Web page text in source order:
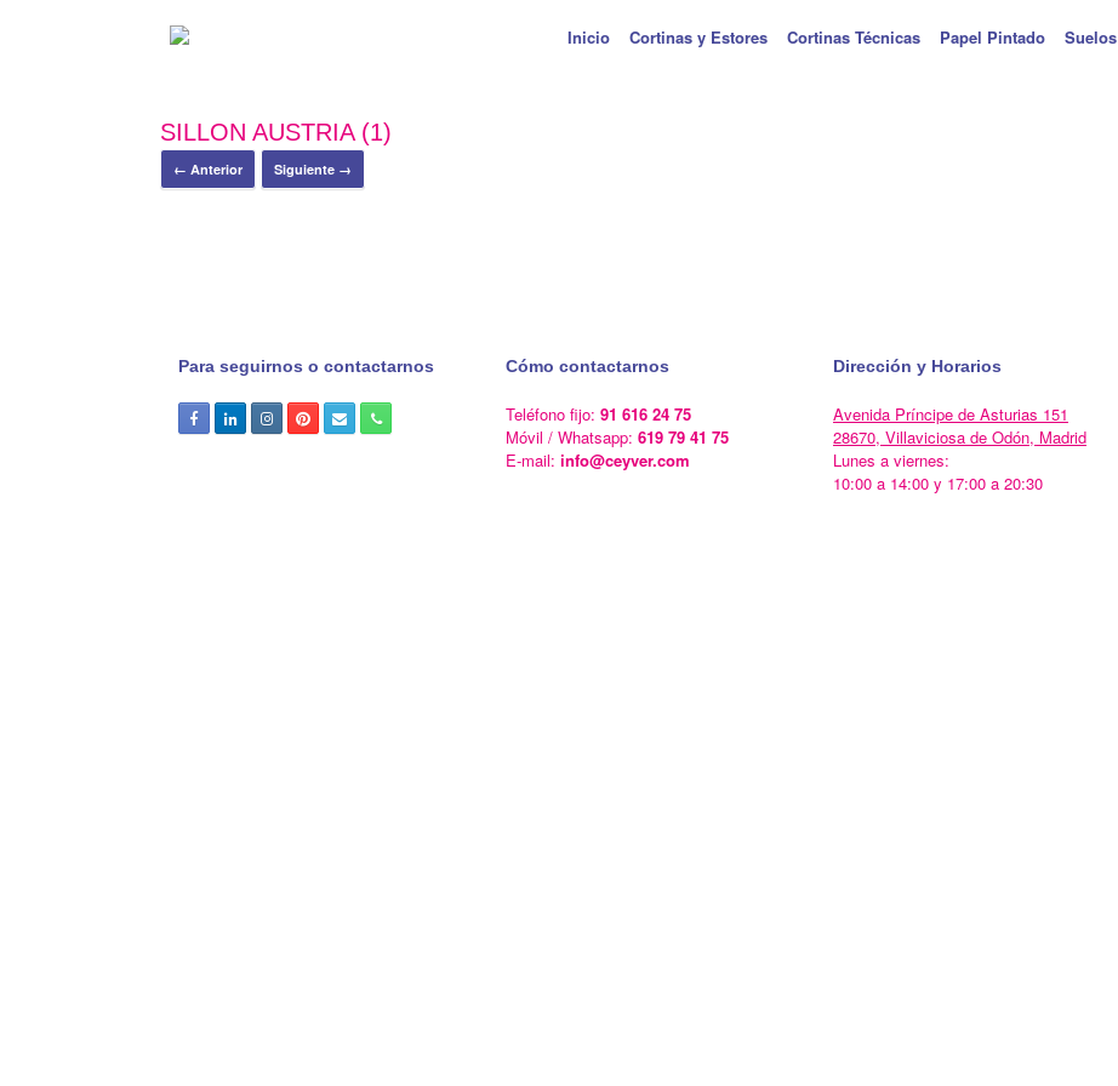
Inicio Cortinas y Estores Cortinas Técnicas Papel Pintado Suelos
SILLON AUSTRIA (1)
← Anterior Siguiente →
Para seguirnos o contactarnos Cómo contactarnos
Teléfono fijo: 91 616 24 75
Móvil / Whatsapp: 619 79 41 75
E-mail: info@ceyver.com
Dirección y Horarios
Avenida Príncipe de Asturias 151
28670, Villaviciosa de Odón, Madrid
Lunes a viernes:
10:00 a 14:00 y 17:00 a 20:30